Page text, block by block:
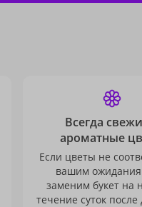
Всегда
ароматные
Если цветы не
вашим
заменим букет на
течение суток после